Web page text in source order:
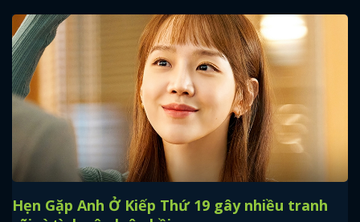
Hẹn Gặp Anh Ở Kiếp Thứ 19 gây nhiều tranh